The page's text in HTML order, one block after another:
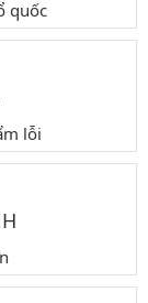
quốc
lỗi